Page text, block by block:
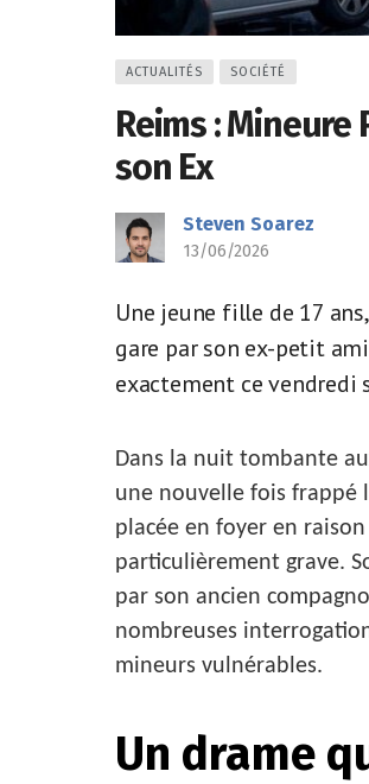
ACTUALITÉS SOCIÉTÉ
Reims : Mineure
son Ex
Steven Soarez
13/06/2026
Une jeune fille de 17
gare par son ex-petit
exactement ce vendredi
Dans la nuit tombante
une nouvelle fois frappé
placée en foyer en
particulièrement grave.
par son ancien
nombreuses
mineurs vulnérables.
Un drame